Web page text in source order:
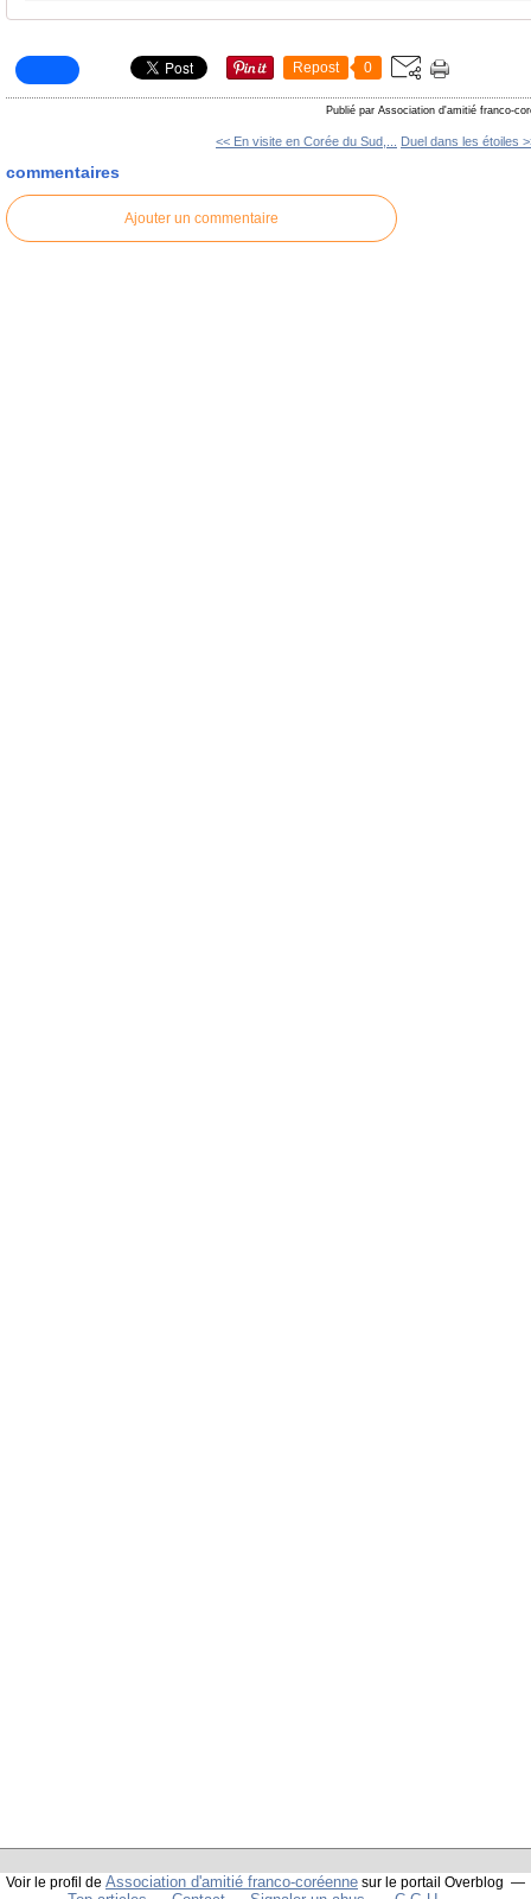
Repost 0
Publié par Association d'amitié franco-
<< En visite en Corée du Sud,... Duel dans les étoiles
commentaires
Ajouter un commentaire
Voir le profil de Association d'amitié franco-coréenne sur le portail Overblog